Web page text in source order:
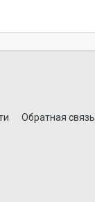
Обратная связь